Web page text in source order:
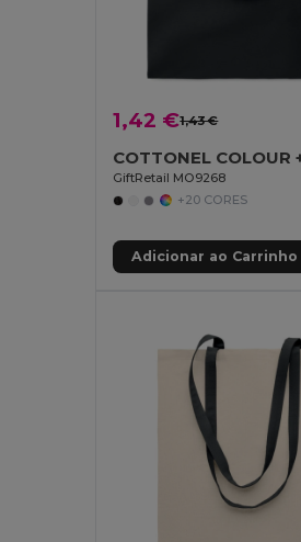
1,42 €1,43 €
GiftRetail MO9268
+20 CORES
Adicionar ao Carrinho